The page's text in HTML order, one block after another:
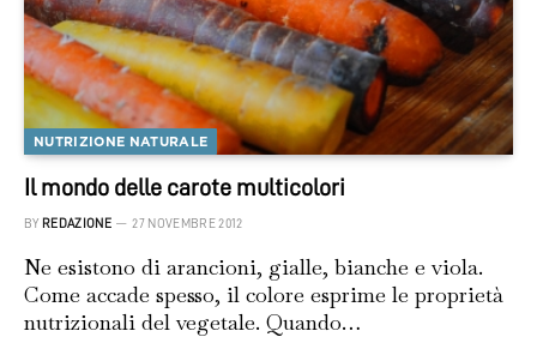
NUTRIZIONE NATURALE
Il mondo delle carote multicolori
BY REDAZIONE 27 NOVEMBRE 2012
Ne esistono di arancioni, gialle, bianche e viola.
Come accade spesso, il colore esprime le proprietà
nutrizionali del vegetale. Quando…